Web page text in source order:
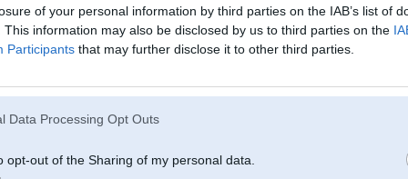
of your personal information by third parties on the IAB’s list of
This information may also be disclosed by us to third parties on the
Participants that may further disclose it to other third parties.
Data Processing Opt Outs
opt-out of the Sharing of my personal data.
bet